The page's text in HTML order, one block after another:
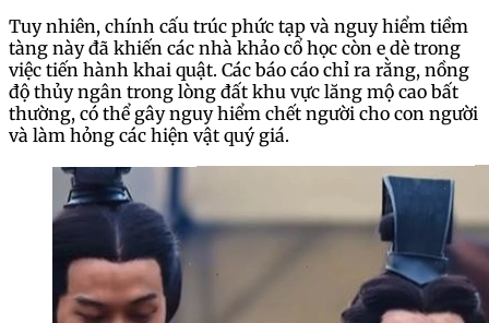
Tuy nhiên, chính cấu trúc phức tạp và nguy hiểm tiềm
tàng này đã khiến các nhà khảo cổ học còn e dè trong
việc tiến hành khai quật. Các báo cáo chỉ ra rằng, nồng
độ thủy ngân trong lòng đất khu vực lăng mộ cao bất
thường, có thể gây nguy hiểm chết người cho con người
và làm hỏng các hiện vật quý giá.